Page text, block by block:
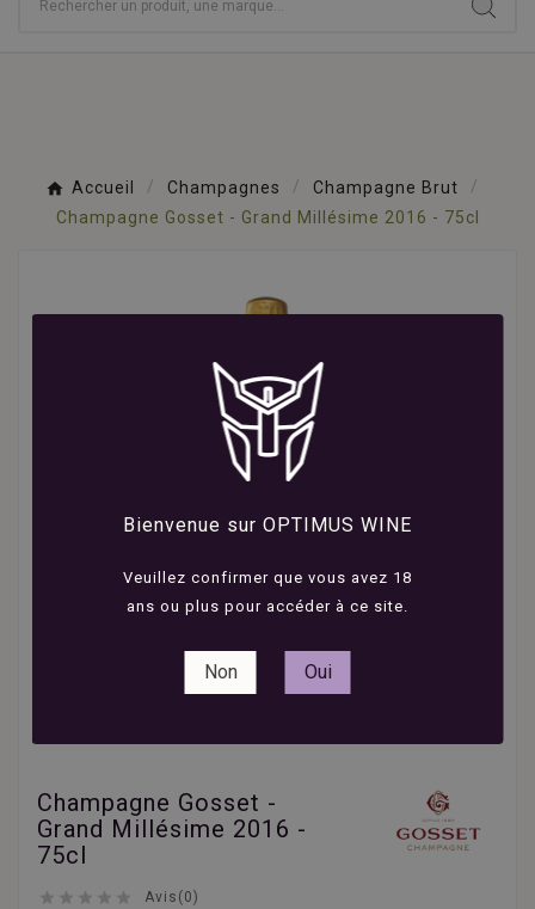
Bienvenue sur OPTIMUS WINE
Veuillez confirmer que vous avez 18
ans ou plus pour accéder à ce site.
Non Oui
Accueil Champagnes
Champagne Brut
Champagne Gosset - Grand Millésime 2016 - 75cl
Champagne Gosset -
Grand Millésime 2016 -
75cl
     Avis(0)